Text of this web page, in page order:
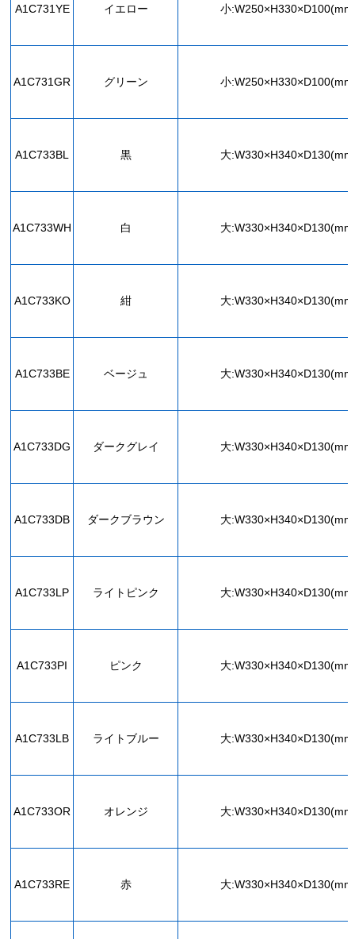
A1C731YE イエロー 小
A1C731GR グリーン 小
A1C733BL 黒 大
A1C733WH 白 大
A1C733KO 紺 大
A1C733BE ベージュ 大
A1C733DG ダークグレイ 大
A1C733DB ダークブラウン 大
A1C733LP ライトピンク 大
A1C733PI ピンク 大
A1C733LB ライトブルー 大
A1C733OR オレンジ 大
A1C733RE 赤 大